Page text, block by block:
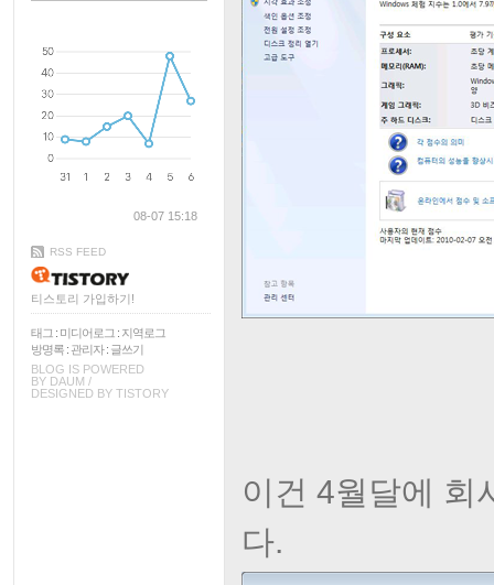
08-07 15:18
RSS FEED
티스토리 가입하기!
태그 : 미디어로그 : 지역로그
방명록 : 관리자: 글쓰기
BLOG IS POWERED
BY DAUM /
DESIGNED BY TISTORY
이건 4월달에 회
다.